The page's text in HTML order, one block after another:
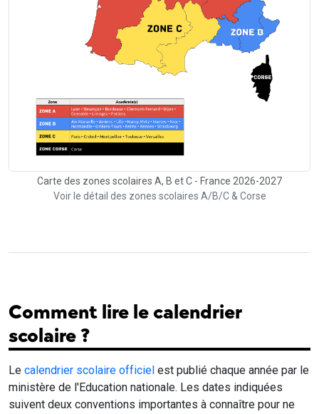
Carte des zones scolaires A, B et C - France 2026-2027
Voir le détail des zones scolaires A/B/C & Corse
Comment lire le calendrier
scolaire ?
Le calendrier scolaire officiel est publié chaque année par le
ministère de l'Education nationale. Les dates indiquées
suivent deux conventions importantes à connaître pour ne